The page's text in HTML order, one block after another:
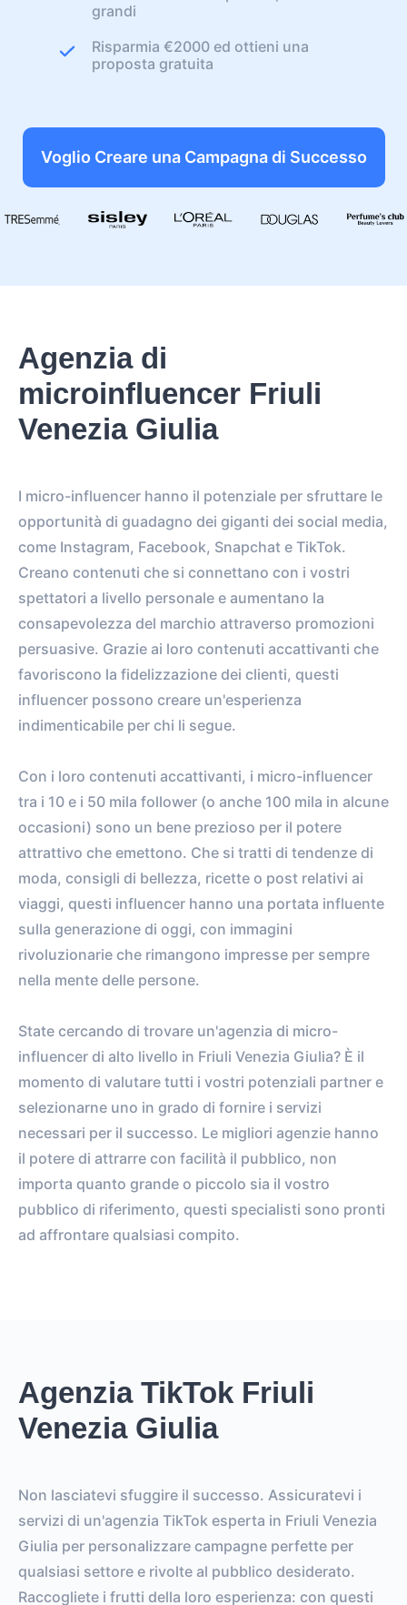
grandi
Risparmia €2000 ed ottieni una
proposta gratuita
Voglio Creare una Campagna di Successo
Agenzia di
microinfluencer Friuli
Venezia Giulia
I micro-influencer hanno il potenziale per sfruttare le
opportunità di guadagno dei giganti dei social media,
come Instagram, Facebook, Snapchat e TikTok.
Creano contenuti che si connettano con i vostri
spettatori a livello personale e aumentano la
consapevolezza del marchio attraverso promozioni
persuasive. Grazie ai loro contenuti accattivanti che
favoriscono la fidelizzazione dei clienti, questi
influencer possono creare un'esperienza
indimenticabile per chi li segue.
Con i loro contenuti accattivanti, i micro-influencer
tra i 10 e i 50 mila follower (o anche 100 mila in alcune
occasioni) sono un bene prezioso per il potere
attrattivo che emettono. Che si tratti di tendenze di
moda, consigli di bellezza, ricette o post relativi ai
viaggi, questi influencer hanno una portata influente
sulla generazione di oggi, con immagini
rivoluzionarie che rimangono impresse per sempre
nella mente delle persone.
State cercando di trovare un'agenzia di micro-
influencer di alto livello in Friuli Venezia Giulia? È il
momento di valutare tutti i vostri potenziali partner e
selezionarne uno in grado di fornire i servizi
necessari per il successo. Le migliori agenzie hanno
il potere di attrarre con facilità il pubblico, non
importa quanto grande o piccolo sia il vostro
pubblico di riferimento, questi specialisti sono pronti
ad affrontare qualsiasi compito.
Agenzia TikTok Friuli
Venezia Giulia
Non lasciatevi sfuggire il successo. Assicuratevi i
servizi di un'agenzia TikTok esperta in Friuli Venezia
Giulia per personalizzare campagne perfette per
qualsiasi settore e rivolte al pubblico desiderato.
Raccogliete i frutti della loro esperienza: con questi